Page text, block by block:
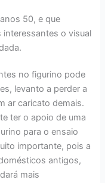
50, e que
o visual
no figurino pode
levanto a perder a
ar caricato demais.
ter o apoio de uma
para o ensaio
importante, pois a
antigos,
mais